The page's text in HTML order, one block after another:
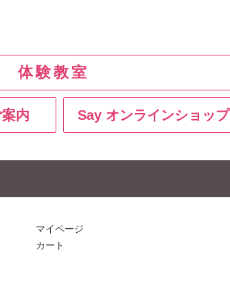
体験教室
内 Say オンラインショップ
マイページ
カート